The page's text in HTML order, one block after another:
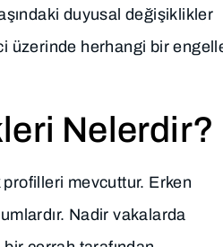
duyusal değişiklikler
üzerinde herhangi bir
Nelerdir?
mevcuttur. Erken
Nadir vakalarda